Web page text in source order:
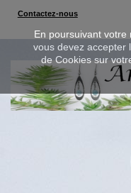
En poursuivant votre
vous devez accepter
de Cookies sur
Contactez-nous